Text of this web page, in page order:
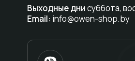
Выходные днисуббота,
Email: info@owen-shop.by